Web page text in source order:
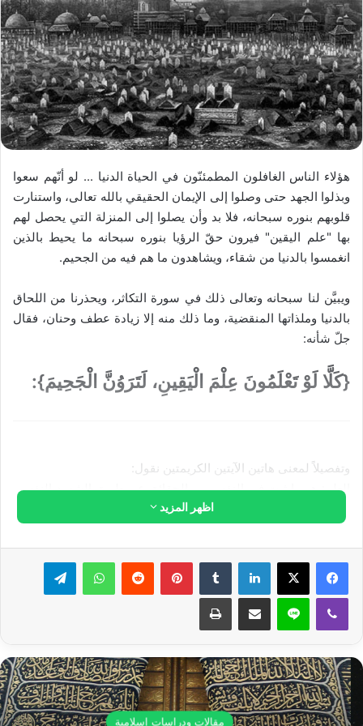
هؤلاء الناس الغافلون المطمئنّون في الحياة الدنيا ... لو أنّهم سعوا
وبذلوا الجهد حتى وصلوا إلى الإيمان الحقيقي بالله تعالى، واستنارت
قلوبهم بنوره سبحانه، فلا بد وأن يصلوا إلى المنزلة التي يحصل لهم
بها "علم اليقين" فيرون حقّ الرؤيا بنوره سبحانه ما يحيط بالذين
انغمسوا بالدنيا من شقاء، ويشاهدون ما هم فيه من الجحيم.
ويبيَّن لنا سبحانه وتعالى ذلك في سورة التكاثر، ويحذرنا من اللحاق
بالدنيا وملذاتها المنقضية، وما ذلك منه إلا زيادة عطف وحنان، فقال
جلّ شأنه:
{كَلَّا لَوْ تَعْلَمُونَ عِلْمَ الْيَقِينِ، لَتَرَوُنَّ الْجَحِيمَ}:
وتفصيلاً لمعنى هاتين الآيتين الكريمتين نقول:
العلم: هو ما ثبت في النفس من الحقائق عن طريق الشهود النفسي
قال تعالى:{فَاعْلَمْ أَنَّهُ لَا إِلَهَ إِلَّا اللَّهُ..}
سورة محمد: الآية (19). أي
ليس يكفي أن تقرَّ بهذه الكلمة إقراراً بلسانك ولا أن تلفظها بناءً على
ما سمعت من غيرك، بل لابد من أن تثبت هذه الحقيقة في قلبك من
بعد أن عقلتها عقلاً، وحصل لك بها شهود ورؤية في نفسك.
واليقين : هو زوال الشك، وثبوت الأمر في النفس ثبوتاً غير ممكن
وعلم اليقين: هو العلم الذي يشاهد به صاحبه حقائق الأمور بنور الله،
فإذا بهذه الحقائق وقد رأتها النفس بذلك النور الإلۤهي أضحت ثابتة
منتقشة على صفحات النفس لا تنمحي منها ولا تزول.
اظهر المزيد
لينكدإن بينتيريست واتساب تيلقرام
ڤايبر لاين مشاركة عبر البريد طباعة
مقالات ودراسات إسلامية